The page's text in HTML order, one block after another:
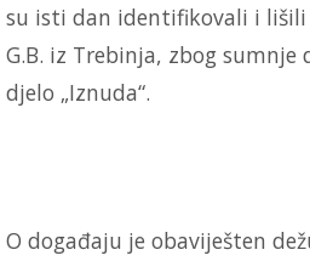
su isti dan identifikovali i lišili
G.B. iz Trebinja, zbog sumnje
djelo „Iznuda“.
O događaju je obaviješten